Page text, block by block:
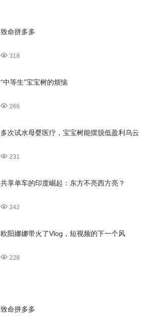
致命拼多多
318
“中等生”宝宝树的烦恼
266
多次试水母婴医疗，宝宝树能摆脱低盈利乌云
231
共享单车的印度崛起：东方不亮西方亮？
242
欧阳娜娜带火了Vlog，短视频的下一个风
228
致命拼多多